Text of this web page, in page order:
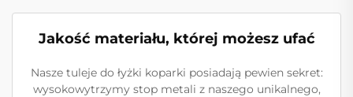
Jakość materiału, której możesz ufać
Nasze tuleje do łyżki koparki posiadają pewien sekret:
wysokowytrzymy stop metali z naszego unikalnego,